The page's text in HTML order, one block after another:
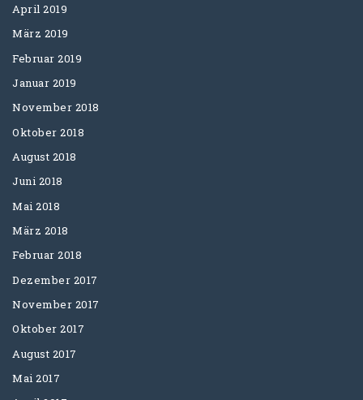
April 2019
März 2019
Februar 2019
Januar 2019
November 2018
Oktober 2018
August 2018
Juni 2018
Mai 2018
März 2018
Februar 2018
Dezember 2017
November 2017
Oktober 2017
August 2017
Mai 2017